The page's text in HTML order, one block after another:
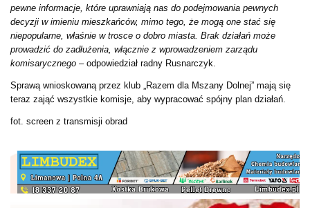
pewne informacje, które uprawniają nas do podejmowania pewnych
decyzji w imieniu mieszkańców, mimo tego, że mogą one stać się
niepopularne, właśnie w trosce o dobro miasta. Brak działań może
prowadzić do zadłużenia, włącznie z wprowadzeniem zarządu
komisarycznego – odpowiedział radny Rusnarczyk.
Sprawą wnioskowaną przez klub „Razem dla Mszany Dolnej” mają się
teraz zająć wszystkie komisje, aby wypracować spójny plan działań.
fot. screen z transmisji obrad